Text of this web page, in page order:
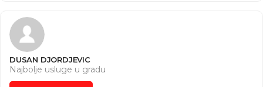
DUSAN DJORDJEVIC
Najbolje usluge u gradu